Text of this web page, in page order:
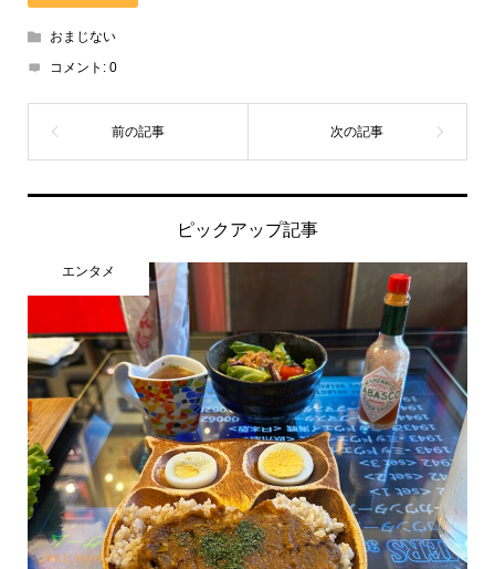
おまじない
コメント: 0
ピックアップ記事
エンタメ